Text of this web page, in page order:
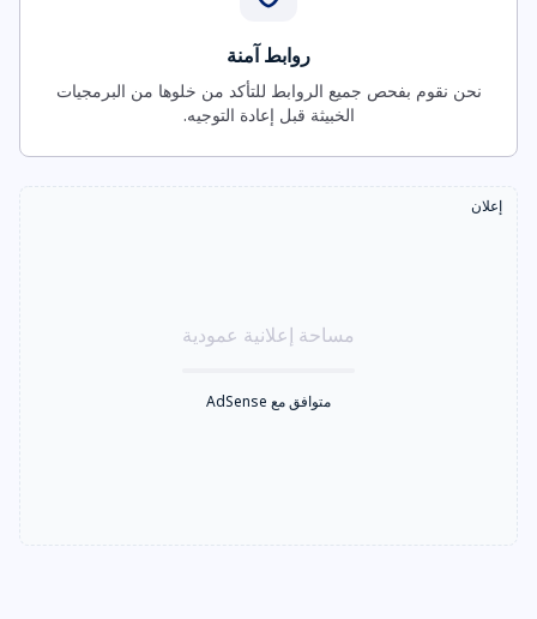
روابط آمنة
نحن نقوم بفحص جميع الروابط للتأكد من خلوها من البرمجيات
الخبيثة قبل إعادة التوجيه.
إعلان
مساحة إعلانية عمودية
متوافق مع AdSense